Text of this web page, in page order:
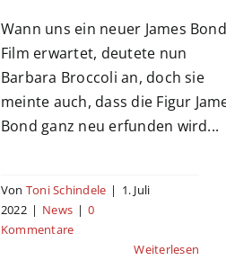
Wann uns ein neuer James
Film erwartet, deutete nun
Barbara Broccoli an, doch sie
meinte auch, dass die Figur
Bond ganz neu erfunden wird...
Von Toni Schindele | 1. Juli
2022 | News | 0
Kommentare
Weiterlesen